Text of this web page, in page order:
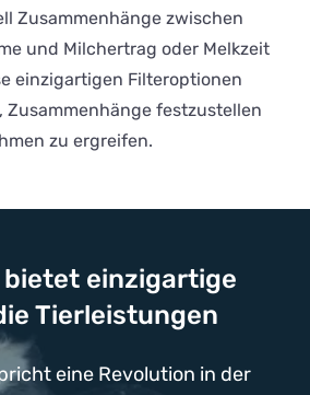
Zusammenhänge zwischen
und Milchertrag oder Melkzeit
einzigartigen Filteroptionen
Zusammenhänge festzustellen
zu ergreifen.
einzigartige
Tierleistungen
eine Revolution in der